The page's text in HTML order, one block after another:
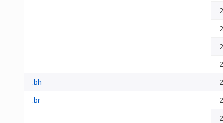
.bh
.br